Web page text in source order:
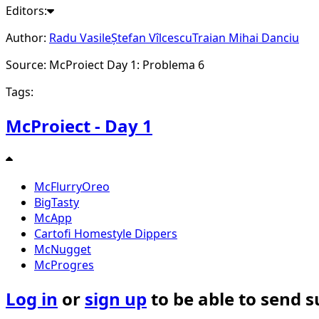
\
15
\
Editors:
Author: Radu VasileȘtefan VîlcescuTraian Mihai Danciu
Source: McProiect Day 1: Problema 6
Tags:
McProiect - Day 1
McFlurryOreo
BigTasty
McApp
Cartofi Homestyle Dippers
McNugget
McProgres
Log in or sign upto be able to send